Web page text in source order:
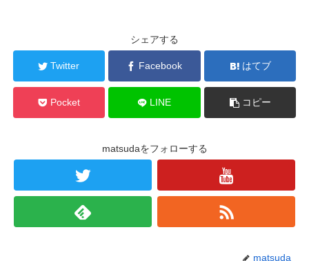
シェアする
Twitter Facebook はてブ
Pocket LINE コピー
matsudaをフォローする
matsuda